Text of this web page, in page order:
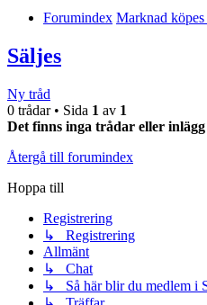
Forumindex Marknad köpes
Säljes
Ny tråd
0 trådar • Sida 1 av 1
Det finns inga trådar eller
Återgå till forumindex
Hoppa till
Registrering
↳ Registrering
Allmänt
↳ Chat
↳ Så här blir du medlem i